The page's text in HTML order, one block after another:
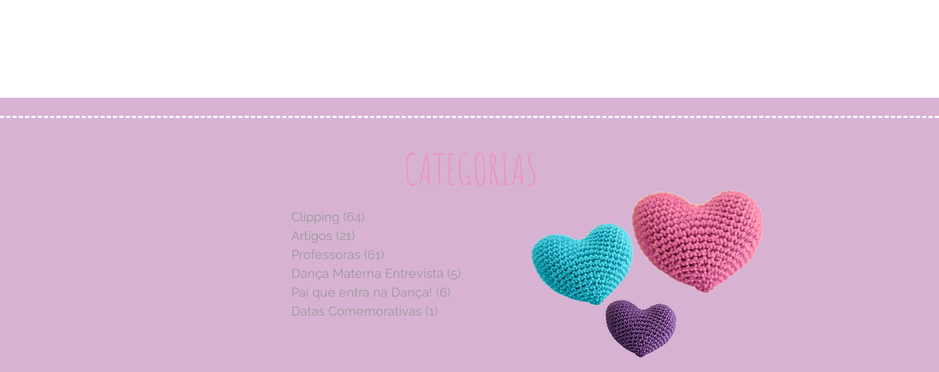
CATEGORIAS
Clipping (64)
Artigos (21)
Professoras (61)
Dança Materna Entrevista (5)
Pai que entra na Dança! (6)
Datas Comemorativas (1)